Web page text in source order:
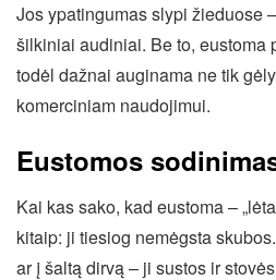
Jos ypatingumas slypi žieduose
šilkiniai audiniai. Be to, eustoma
todėl dažnai auginama ne tik
komerciniam naudojimui.
Eustomos
Kai kas sako, kad eustoma –
kitaip: ji tiesiog nemėgsta
ar į šaltą dirvą – ji sustos ir